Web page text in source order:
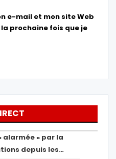
e-mail et mon site Web
prochaine fois que je
alarmée » par la
depuis les…